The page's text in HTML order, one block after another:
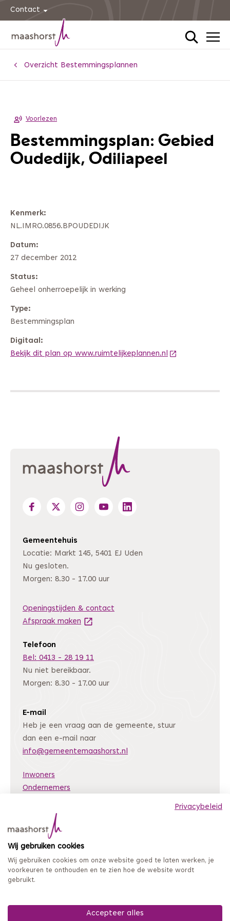
Privacybeleid
Wij gebruiken cookies
Wij gebruiken cookies om onze website goed te laten werken, je
voorkeuren te onthouden en te zien hoe de website wordt
gebruikt.
Accepteer alles
Contact
HomeOverzicht Bestemmingsplannen
Voorlezen
Bestemmingsplan: Gebied
Oudedijk, Odiliapeel
Kenmerk
NL.IMRO.0856.BPOUDEDIJK
Datum
27 december 2012
Status
Geheel onherroepelijk in werking
Type
Bestemmingsplan
Digitaal
Bekijk dit plan op www.ruimtelijkeplannen.nl (Deze link gaat
Gemeentehuis
Locatie: Markt 145, 5401 EJ Uden
Nu gesloten.
Morgen: 8.30 - 17.00 uur
Openingstijden & contact
Afspraak maken (Deze link gaat naar een andere
Telefoon
Bel: 0413 - 28 19 11
Nu niet bereikbaar.
Morgen: 8.30 - 17.00 uur
E-mail
Heb je een vraag aan de gemeente, stuur
dan een e-mail naar
info@gemeentemaashorst.nl
Inwoners
Ondernemers
Archiefweb(Deze link gaat naar een andere website)
Coordinated Vulnerability Disclosure
Mijn loket
Privacy en persoonsgegevens
Toegankelijkheidsverklaring